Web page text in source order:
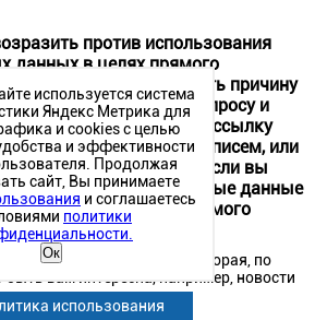
против использования
данных в целях прямого
предоставлять причину
предварительному запросу и
сделать это, нажав на ссылку
из полученных от нас писем, или
demidovaee@mail.ru
. Если вы
ваши персональные данные
в целях прямого
содержат информацию, которая, по
вам интересна, например, новости
использования
используется система
Яндекс Метрика для
и cookies с целью
и эффективности
Продолжая
сайт, Вы принимаете
и соглашаетесь
политики
Ок